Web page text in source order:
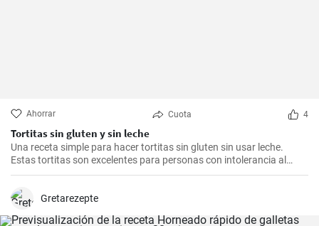
Ahorrar Cuota 4
Tortitas sin gluten y sin leche
Una receta simple para hacer tortitas sin gluten sin usar leche.
Estas tortitas son excelentes para personas con intolerancia al
gluten o la lactosa.
Gretarezepte